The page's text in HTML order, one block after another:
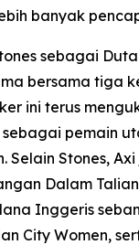
banyak
sebagai
bersama tiga
ini terus
pemain
Selain Stones,
Dalam
Inggeris
City Women,